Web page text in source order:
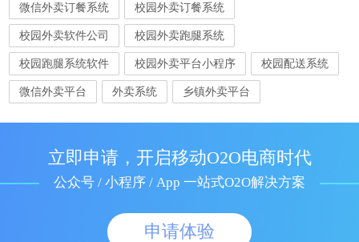
微信外卖订餐系统 校园外卖订餐系统
校园外卖软件公司 校园外卖跑腿系统
校园跑腿系统软件 校园外卖平台小程序 校园配送系统
微信外卖平台 外卖系统 乡镇外卖平台
立即申请，开启移动O2O电商时代
公众号 / 小程序 / App 一站式O2O解决方案
申请体验